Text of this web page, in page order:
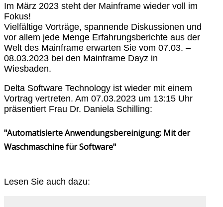
Im März 2023 steht der Mainframe wieder voll im
Fokus!
Vielfältige Vorträge, spannende Diskussionen und
vor allem jede Menge Erfahrungsberichte aus der
Welt des Mainframe erwarten Sie vom 07.03. –
08.03.2023 bei den Mainframe Dayz in
Wiesbaden.
Delta Software Technology ist wieder mit einem
Vortrag vertreten. Am 07.03.2023 um 13:15 Uhr
präsentiert Frau Dr. Daniela Schilling:
"Automatisierte Anwendungsbereinigung: Mit der
Waschmaschine für Software"
Lesen Sie auch dazu: